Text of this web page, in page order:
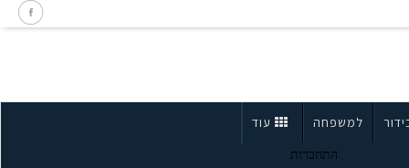
למשפחה עוד
התחברות